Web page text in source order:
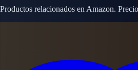
Productos relacionados en Amazon.